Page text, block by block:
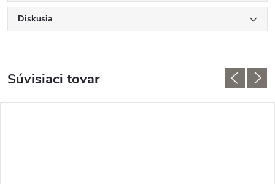
Diskusia
Súvisiaci tovar